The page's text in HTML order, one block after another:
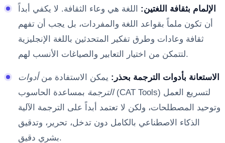
الإلمام بثقافة اللغتين: اللغة هي وعاء الثقافة. لا يكفي أبداً
أن تكون ملماً بقواعد اللغة والمفردات، بل يجب أن تفهم
ثقافة وعادات وطرق تفكير المتحدثين باللغة الإنجليزية
لتتمكن من اختيار التعابير والصياغات الأنسب لهم.
الاستعانة بأدوات الترجمة بحذر: يمكن الاستفادة منأدوات
الترجمة بمساعدة الحاسوب (CAT Tools) لتسريع العمل
وتوحيد المصطلحات، ولكن لا تعتمد أبداً على الترجمة الآلية
الذكاء الاصطناعي بالكامل دون تدخل، تحرير، وتدقيق
بشري دقيق.